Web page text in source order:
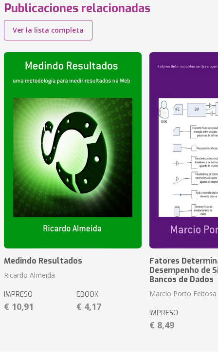
Publicaciones relacionadas
Ver la lista completa
Medindo Resultados
Ricardo Almeida
IMPRESO
€ 10,91
EBOOK
€ 4,17
Fatores
Desempenho de
Bancos de Dados
Marcio Porto Feitosa
IMPRESO
€ 8,49